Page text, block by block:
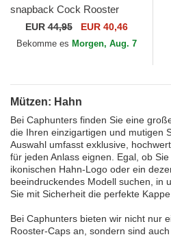
snapback Cock Rooster
Field 100 The Farm Goorin
Bros.
EUR44,95 EUR 40,46
Bekomme es Morgen, Aug. 7
Mützen: Hahn
Bei Caphunters finden Sie eine
die Ihren einzigartigen und mutigen
Auswahl umfasst exklusive,
für jeden Anlass eignen. Egal, ob
ikonischen Hahn-Logo oder ein
beeindruckendes Modell suchen, in
Sie mit Sicherheit die perfekte Kappe
Bei Caphunters bieten wir nicht nur
Rooster-Caps an, sondern sind